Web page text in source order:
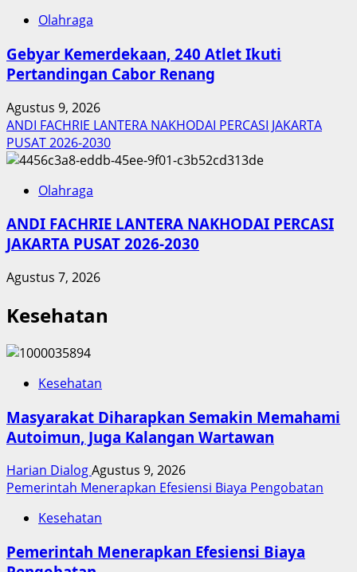
Olahraga
Gebyar Kemerdekaan, 240 Atlet Ikuti
Pertandingan Cabor Renang
Agustus 9, 2026
ANDI FACHRIE LANTERA NAKHODAI PERCASI JAKARTA
PUSAT 2026-2030
Olahraga
ANDI FACHRIE LANTERA NAKHODAI PERCASI
JAKARTA PUSAT 2026-2030
Agustus 7, 2026
Kesehatan
Kesehatan
Masyarakat Diharapkan Semakin Memahami
Autoimun, Juga Kalangan Wartawan
Harian DialogAgustus 9, 2026
Pemerintah Menerapkan Efesiensi Biaya Pengobatan
Kesehatan
Pemerintah Menerapkan Efesiensi Biaya